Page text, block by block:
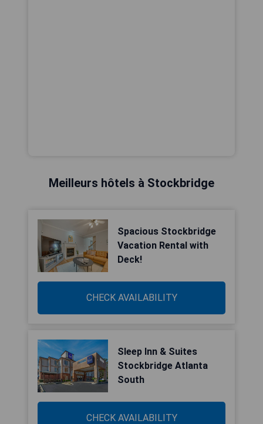
Meilleurs hôtels à Stockbridge
Spacious Stockbridge
Vacation Rental with
Deck!
CHECK AVAILABILITY
Sleep Inn & Suites
Stockbridge Atlanta
South
CHECK AVAILABILITY